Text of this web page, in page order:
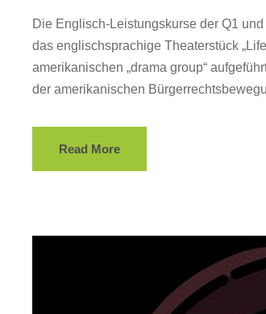
Die Englisch-Leistungskurse der Q1
das englischsprachige Theaterstück
amerikanischen „drama group“
der amerikanischen
Read More